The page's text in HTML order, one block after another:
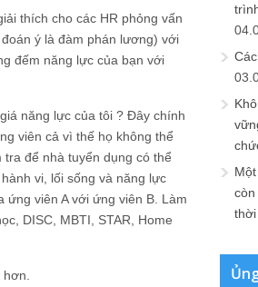
thích cho các HR phỏng vấn
ý là đàm phán lương) với
đếm năng lực của bạn với
năng lực của tôi ? Đây chính
viên cả vì thế họ không thể
để nhà tuyển dụng có thể
vi, lối sống và năng lực
ứng viên A với ứng viên B. Làm
DISC, MBTI, STAR, Home
hơn.
còn
thời